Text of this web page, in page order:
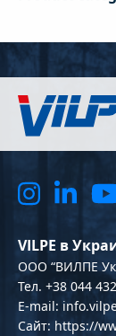
VILPE в
OOO “ВИЛПЕ
Тел. +38 044
E-mail:
Сайт: https://